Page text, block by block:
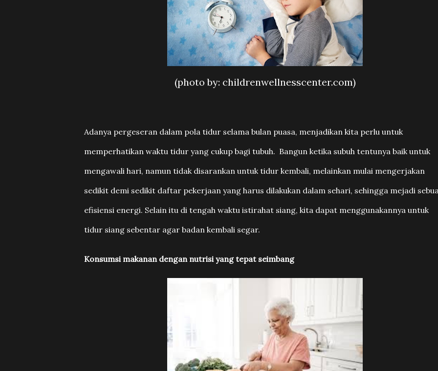
(photo by: childrenwellnesscenter.com)
Adanya pergeseran dalam pola tidur selama bulan puasa, menjadikan kita perlu untuk
memperhatikan waktu tidur yang cukup bagi tubuh. Bangun ketika subuh tentunya baik untuk
mengawali hari, namun tidak disarankan untuk tidur kembali, melainkan mulai mengerjakan
sedikit demi sedikit daftar pekerjaan yang harus dilakukan dalam sehari, sehingga mejadi
efisiensi energi. Selain itu di tengah waktu istirahat siang, kita dapat menggunakannya untuk
tidur siang sebentar agar badan kembali segar.
Konsumsi makanan dengan nutrisi yang tepat seimbang